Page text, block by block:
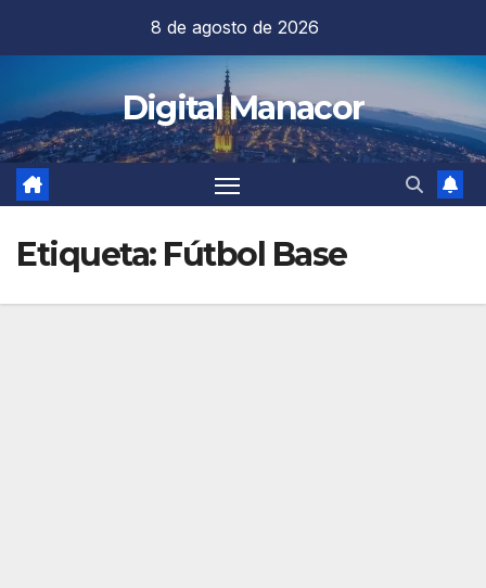
contenido
8 de agosto de 2026
Digital Manacor
Etiqueta: Fútbol Base